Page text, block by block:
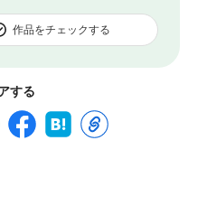
作品をチェックする
する